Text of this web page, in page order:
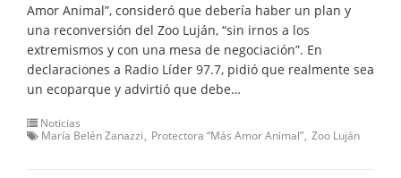
Amor Animal”, consideró que debería haber un plan y
una reconversión del Zoo Luján, “sin irnos a los
extremismos y con una mesa de negociación”. En
declaraciones a Radio Líder 97.7, pidió que realmente sea
un ecoparque y advirtió que debe…
Noticias
María Belén Zanazzi
Protectora “Más Amor Animal” Zoo Luján